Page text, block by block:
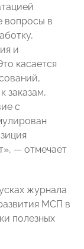
вопросы в
и
касается
заказам,
с
— отмечает
журнала
МСП в
полезных